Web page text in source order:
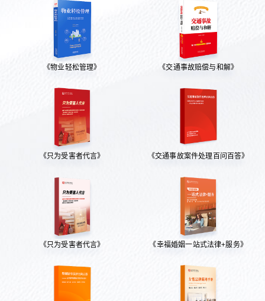
《物业轻松管理》 《交通事故赔偿与和解》
《只为受害者代言》 《交通事故案件处理百问百答》
《只为受害者代言》 《幸福婚姻一站式法律+服务》